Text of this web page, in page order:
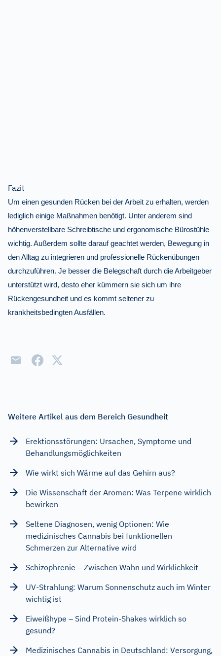
Fazit
Um einen gesunden Rücken bei der Arbeit zu erhalten, werden
lediglich einige Maßnahmen benötigt. Unter anderem sind
höhenverstellbare Schreibtische und ergonomische Bürostühle
wichtig. Außerdem sollte darauf geachtet werden, Bewegung in
den Alltag zu integrieren und professionelle Rückenübungen
durchzuführen. Je besser die Belegschaft durch die Arbeitgeber
unterstützt wird, desto eher kümmern sie sich um ihre
Rückengesundheit und es kommt seltener zu
krankheitsbedingten Ausfällen.
Weitere Artikel aus dem Bereich Gesundheit
Erektionsstörungen: Ursachen, Symptome und
Behandlungsmöglichkeiten
Wie wirkt sich Wärme auf das Gehirn aus?
Die Wissenschaft der Aromen: Was Terpene wirklich
bewirken
Seltene Diagnosen, wenig Optionen: Wie
medizinisches Cannabis bei funktionellen
Schmerzen zur Alternative wird
Schizophrenie – Zwischen Wahn und Wirklichkeit
UV-Strahlung: Warum Sonnenschutz auch im Winter
wichtig ist
Eiweißhype – Sind Protein-Shakes wirklich so
gesund?
Medizinisches Cannabis in Deutschland: Versorgung,